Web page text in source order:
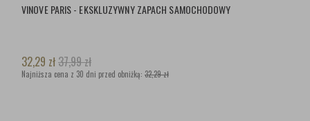
VINOVE PARIS - EKSKLUZYWNY ZAPACH SAMOCHODOWY
32,29 zł37,99zł
Najniższa cena z 30 dni przed obniżką: 32,29 zł